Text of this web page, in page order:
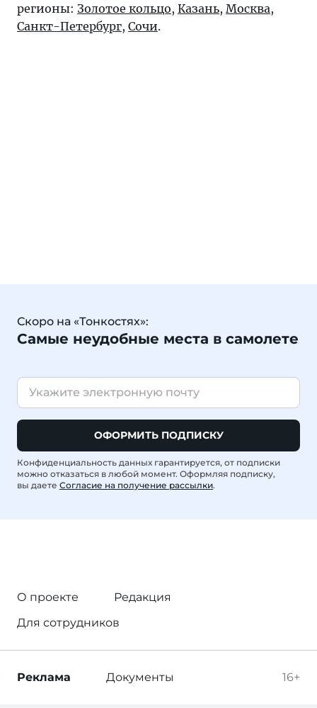
регионы: Золотое кольцо, Казань, Москва,
Санкт-Петербург, Сочи.
Скоро на «Тонкостях»:
Самые неудобные места в самолете
ОФОРМИТЬ ПОДПИСКУ
Конфиденциальность данных гарантируется, от подписки
можно отказаться в любой момент. Оформляя подписку,
вы даете Согласие на получение рассылки.
О проекте
Редакция
Для сотрудников
16+
Реклама Документы